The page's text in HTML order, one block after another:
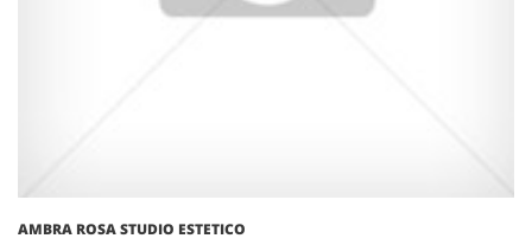
AMBRA ROSA STUDIO ESTETICO